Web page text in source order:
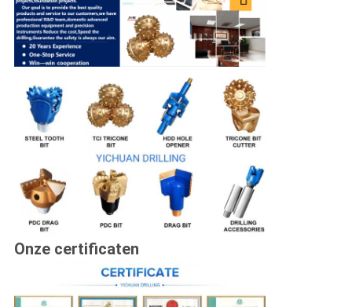
Onze certificaten